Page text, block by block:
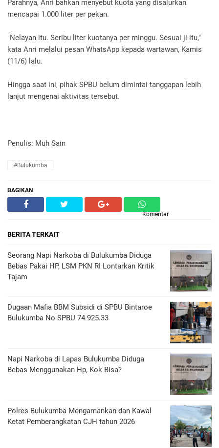
Parahnya, Anri bahkan menyebut kuota yang disalurkan
mencapai 1.000 liter per pekan.
"Nelayan itu. Seribu liter kuotanya per minggu. Sesuai ji itu,"
kata Anri melalui pesan WhatsApp kepada wartawan, Kamis
(11/6) lalu.
Hingga saat ini, pihak SPBU belum dimintai tanggapan lebih
lanjut mengenai aktivitas tersebut.
Penulis: Muh Sain
#Bulukumba
BAGIKAN
Komentar
BERITA TERKAIT
Seorang Napi Narkoba di Bulukumba Diduga
Bebas Pakai HP, LSM PKN RI Lontarkan Kritik
Tajam
Dugaan Mafia BBM Subsidi di SPBU Bintaroe
Bulukumba No SPBU 74.925.33
Napi Narkoba di Lapas Bulukumba Diduga
Bebas Menggunakan Hp, Kok Bisa?
Polres Bulukumba Mengamankan dan Kawal
Ketat Pemberangkatan CJH tahun 2026